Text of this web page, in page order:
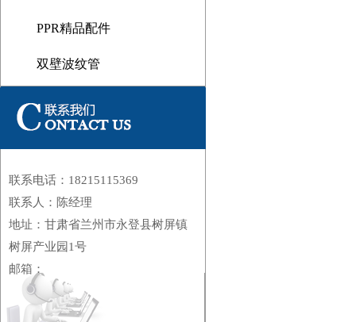
PPR精品配件
双壁波纹管
联系电话：18215115369
联系人：陈经理
地址：甘肃省兰州市永登县树屏镇
树屏产业园1号
邮箱：